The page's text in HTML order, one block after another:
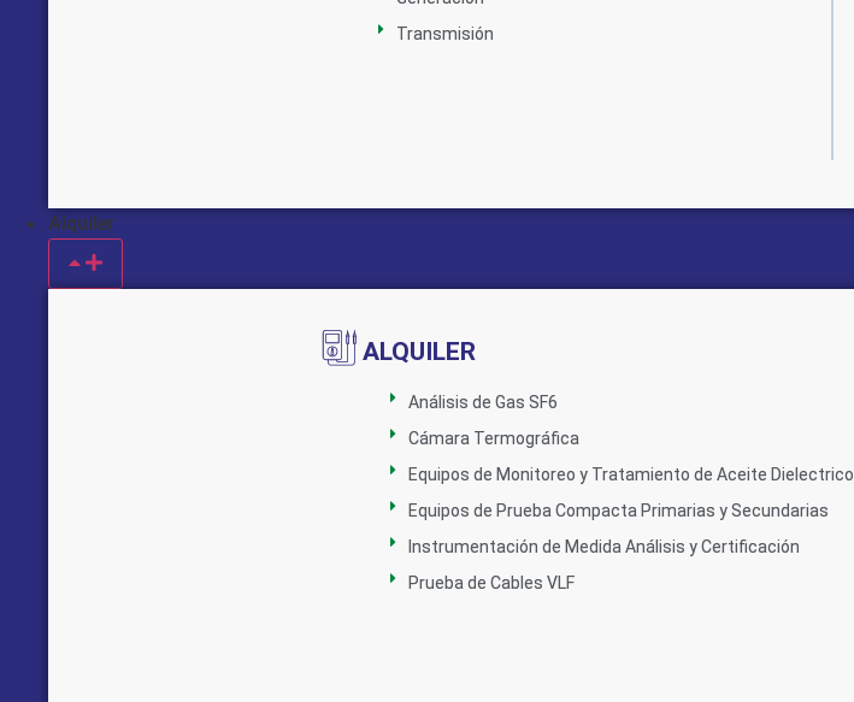
Transmisión
Alquiler
ALQUILER
Análisis de Gas SF6
Cámara Termográfica
Equipos de Monitoreo y Tratamiento de Aceite Dielectrico
Equipos de Prueba Compacta Primarias y Secundarias
Instrumentación de Medida Análisis y Certificación
Prueba de Cables VLF